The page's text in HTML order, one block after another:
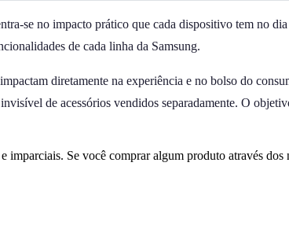
se no impacto prático que cada dispositivo tem no
de cada linha da Samsung.
diretamente na experiência e no bolso do
de acessórios vendidos separadamente. O
imparciais. Se você comprar algum produto através